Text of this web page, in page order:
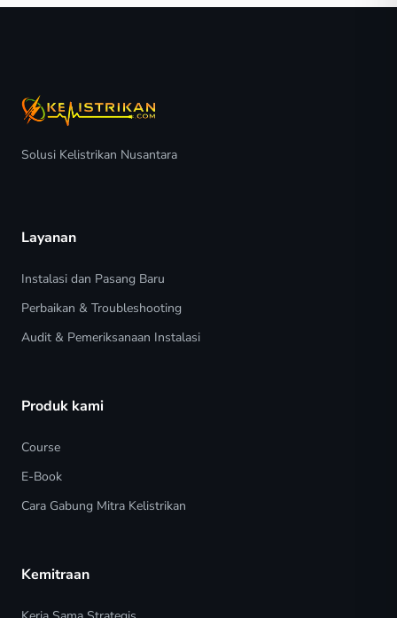
Solusi Kelistrikan Nusantara
Layanan
Instalasi dan Pasang Baru
Perbaikan & Troubleshooting
Audit & Pemeriksanaan Instalasi
Produk kami
Course
E-Book
Cara Gabung Mitra Kelistrikan
Kemitraan